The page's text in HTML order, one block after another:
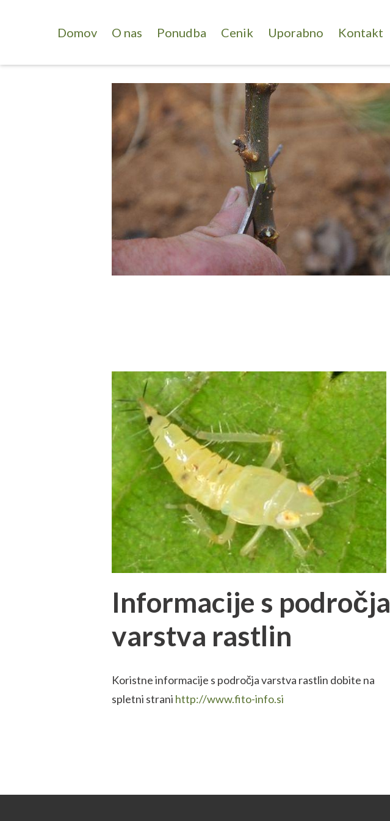
Domov O nas Ponudba Cenik Uporabno Kontakt
Informacije s področja
varstva rastlin
Koristne informacije s področja varstva rastlin dobite na
spletni strani http://www.fito-info.si